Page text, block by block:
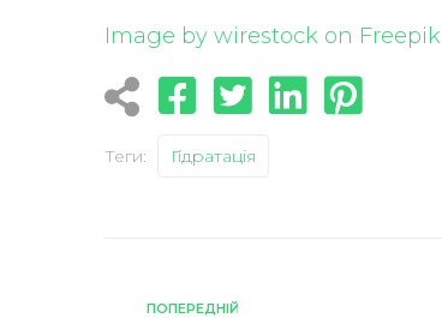
Image by wirestock on Freepik
Теги: Гідратація
ПОПЕРЕДНІЙ